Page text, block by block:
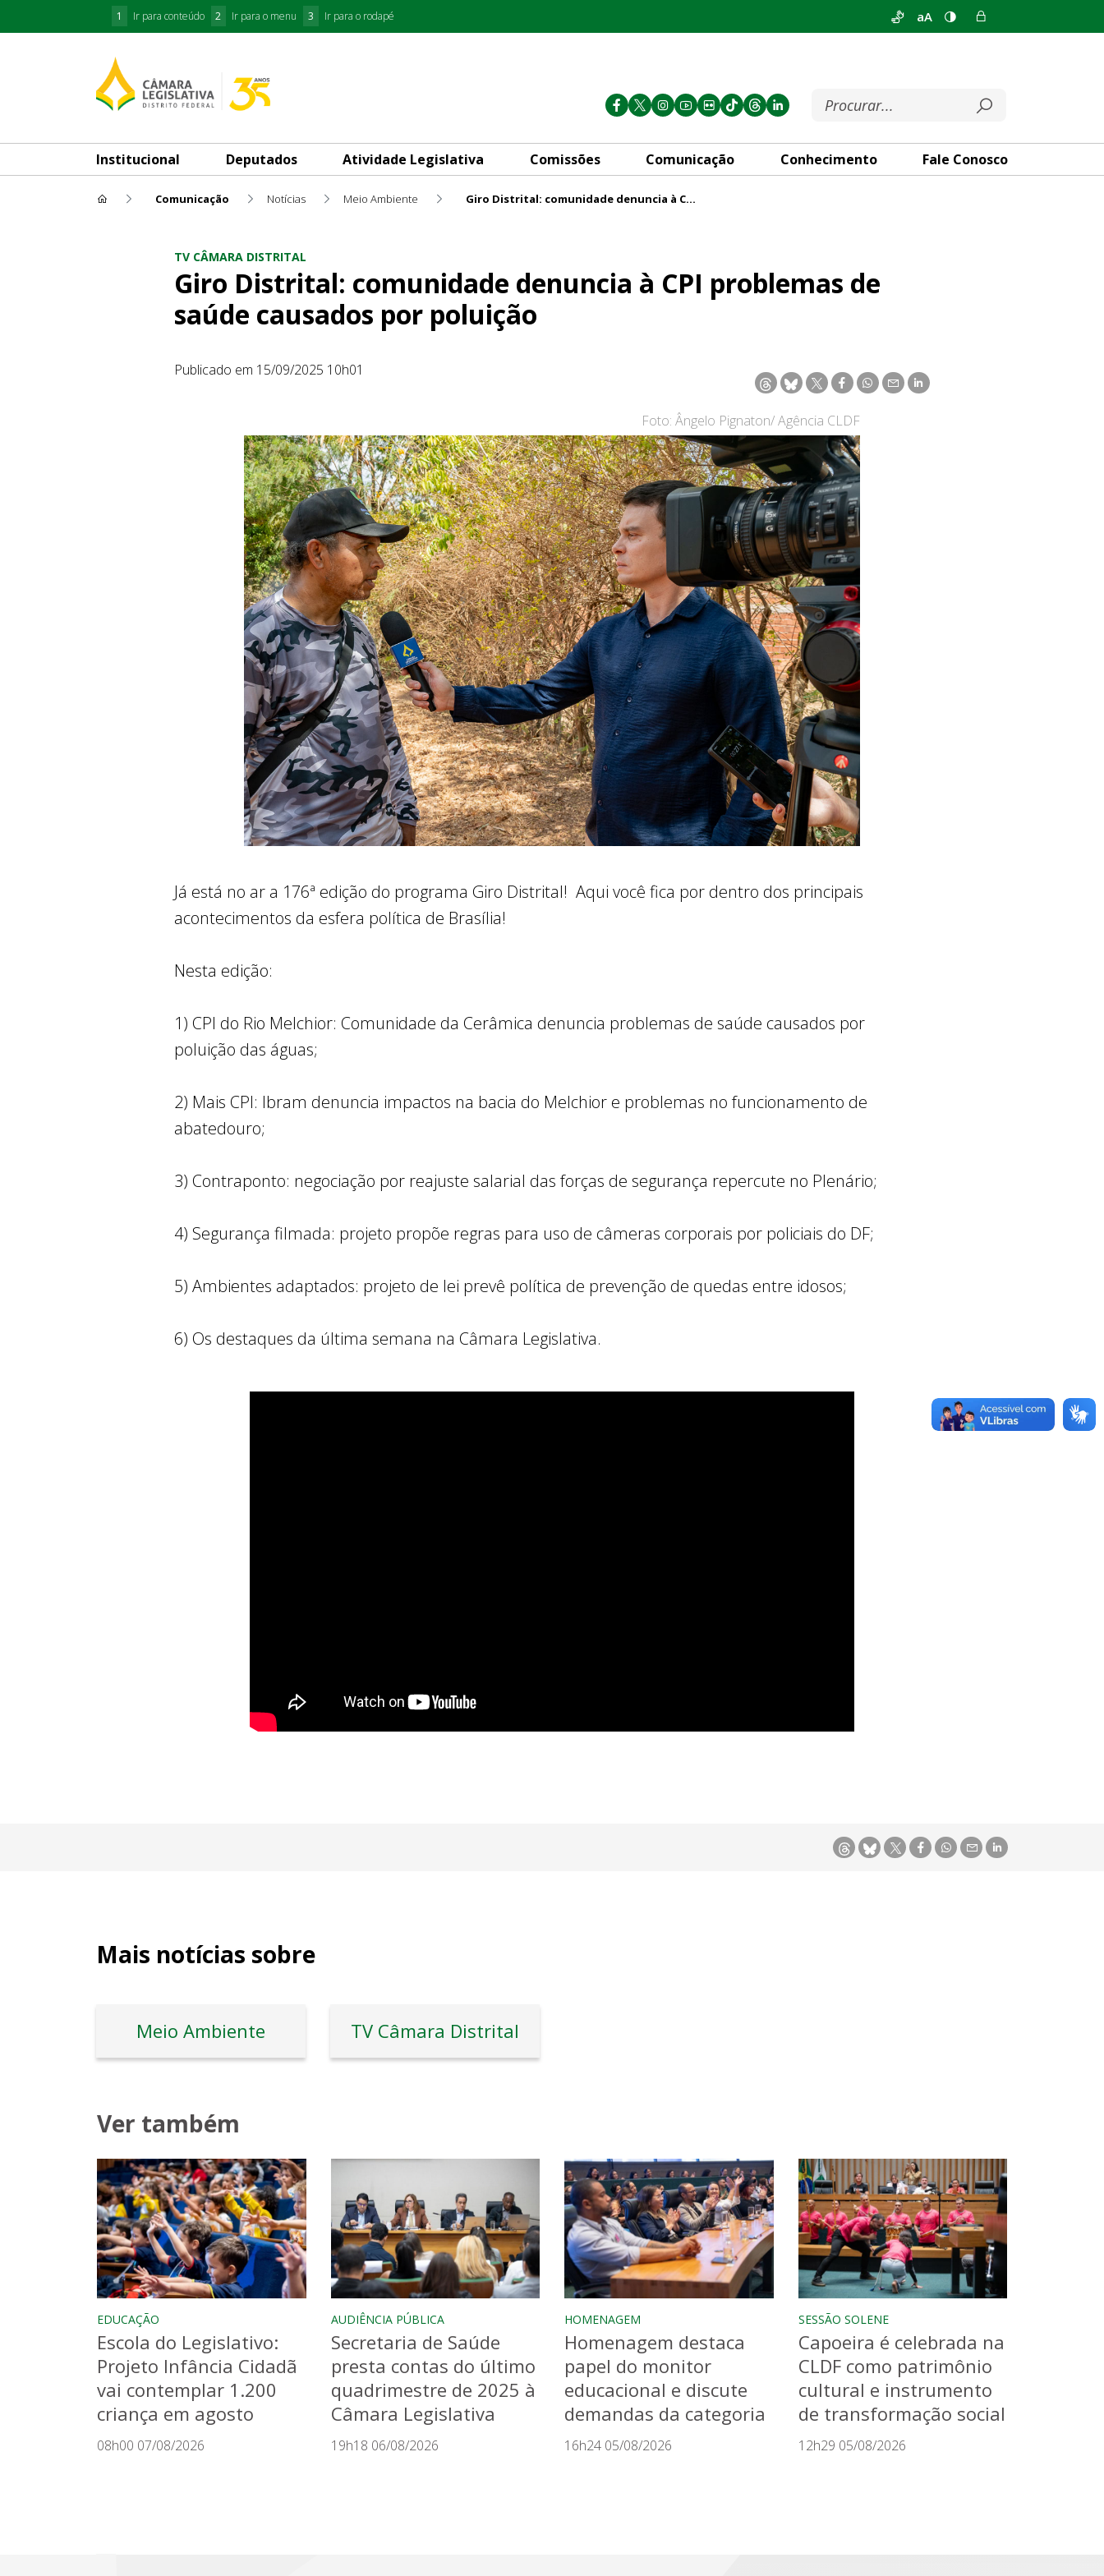
1 Ir para conteúdo 2 Ir para o menu 3 Ir para o rodapé aA
Institucional Deputados Atividade Legislativa Comissões Comunicação Conhecimento Fale Conosco
Comunicação Notícias Meio Ambiente Giro Distrital: comunidade denuncia à CPI problemas de saúde causados por poluição
TV CÂMARA DISTRITAL
Giro Distrital: comunidade denuncia à CPI problemas de
saúde causados por poluição
Publicado em 15/09/2025 10h01
Foto: Ângelo Pignaton/ Agência CLDF
Já está no ar a 176ª edição do programa Giro Distrital! Aqui você fica por dentro dos principais
acontecimentos da esfera política de Brasília!
Nesta edição:
1) CPI do Rio Melchior: Comunidade da Cerâmica denuncia problemas de saúde causados por
poluição das águas;
2) Mais CPI: Ibram denuncia impactos na bacia do Melchior e problemas no funcionamento de
abatedouro;
3) Contraponto: negociação por reajuste salarial das forças de segurança repercute no Plenário;
4) Segurança filmada: projeto propõe regras para uso de câmeras corporais por policiais do DF;
5) Ambientes adaptados: projeto de lei prevê política de prevenção de quedas entre idosos;
6) Os destaques da última semana na Câmara Legislativa.
Mais notícias sobre
Meio Ambiente TV Câmara Distrital
Ver também
EDUCAÇÃO
Escola do Legislativo:
Projeto Infância Cidadã
vai contemplar 1.200
criança em agosto
08h00 07/08/2026
AUDIÊNCIA PÚBLICA
Secretaria de Saúde
presta contas do último
quadrimestre de 2025 à
Câmara Legislativa
19h18 06/08/2026
HOMENAGEM
Homenagem destaca
papel do monitor
educacional e discute
demandas da categoria
16h24 05/08/2026
SESSÃO SOLENE
Capoeira é celebrada na
CLDF como patrimônio
cultural e instrumento
de transformação social
12h29 05/08/2026